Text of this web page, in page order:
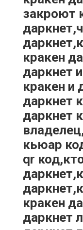
закроют
кракен
даркнет
кракен и
даркнет
даркнет
кьюар
qr
кракен
даркнет